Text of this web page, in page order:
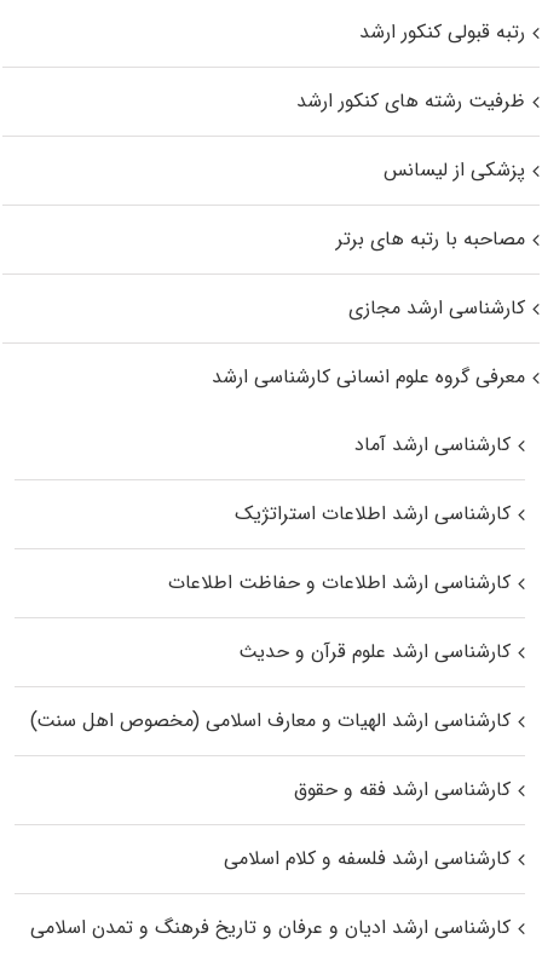
رتبه قبولی کنکور ارشد
ظرفیت رشته های کنکور ارشد
پزشکی از لیسانس
مصاحبه با رتبه های برتر
کارشناسی ارشد مجازی
معرفی گروه علوم انسانی کارشناسی ارشد
کارشناسی ارشد آماد
کارشناسی ارشد اطلاعات استراتژیک
کارشناسی ارشد اطلاعات و حفاظت اطلاعات
کارشناسی ارشد علوم قرآن و حدیث
کارشناسی ارشد الهیات و معارف اسلامی (مخصوص اهل سنت)
کارشناسی ارشد فقه و حقوق
کارشناسی ارشد فلسفه و کلام اسلامی
کارشناسی ارشد ادیان و عرفان و تاریخ فرهنگ و تمدن اسلامی